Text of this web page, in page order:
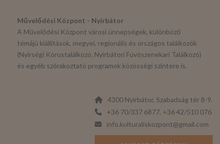
Művelődési Központ - Nyírbátor
A Művelődési Központ városi ünnepségek, különböző
témájú kiállítások, megyei, regionális és országos találkozók
(Nyírségi Kórustalálkozó, Nyírbátori Fúvószenekari Találkozó)
és egyéb szórakoztató programok közösségi színtere is.
4300 Nyírbátor, Szabadság tér 8-9.
+36 70/337 6877, +36 42/510 076
info.kulturaliskozpont@gmail.com